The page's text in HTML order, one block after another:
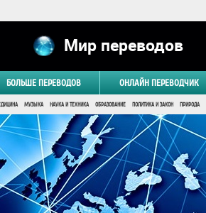
Мир переводов
БОЛЬШЕ ПЕРЕВОДОВ ОНЛАЙН ПЕРЕВОДЧИК
МУЗЫКА НАУКА И ТЕХНИКА ОБРАЗОВАНИЕ ПОЛИТИКА И ЗАКОН ПРИРОДА